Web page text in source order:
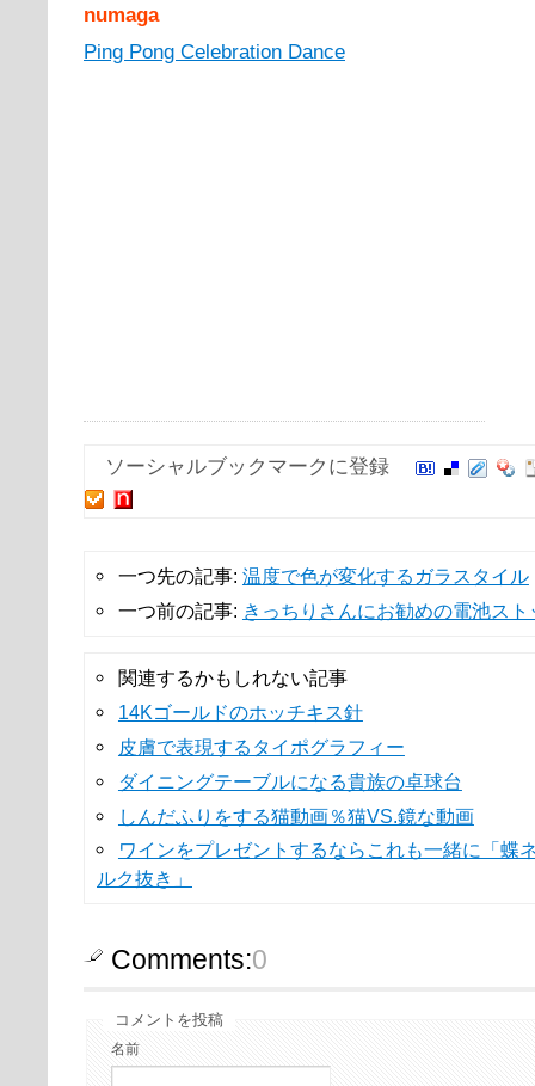
numaga
Ping Pong Celebration Dance
ソーシャルブックマークに登録
一つ先の記事: 温度で色が変化するガラスタイル
一つ前の記事: きっちりさんにお勧めの電池スト
関連するかもしれない記事
14Kゴールドのホッチキス針
皮膚で表現するタイポグラフィー
ダイニングテーブルになる貴族の卓球台
しんだふりをする猫動画％猫VS.鏡な動画
ワインをプレゼントするならこれも一緒に「蝶
ルク抜き」
Comments:0
コメントを投稿
名前